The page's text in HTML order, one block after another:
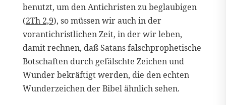
benutzt, um den Antichristen zu beglaubigen
(2Th 2,9), so müssen wir auch in der
vorantichristlichen Zeit, in der wir leben,
damit rechnen, daß Satans falschprophetische
Botschaften durch gefälschte Zeichen und
Wunder bekräftigt werden, die den echten
Wunderzeichen der Bibel ähnlich sehen.